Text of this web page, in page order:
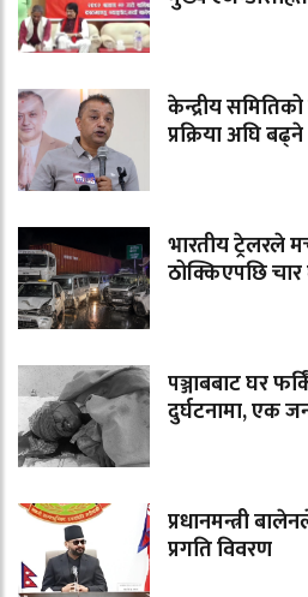
केन्द्रीय
प्रक्रिया अघि
भारतीय ट्रेलरले
ठोक्किएपछि
पञ्जाबबाट घर
दुर्घटनामा, एक
प्रधानमन्त्री
प्रगति विवरण